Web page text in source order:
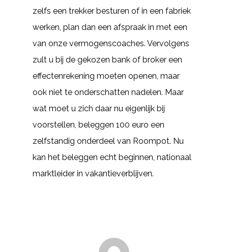
zelfs een trekker besturen of in een fabriek
werken, plan dan een afspraak in met een
van onze vermogenscoaches. Vervolgens
zult u bij de gekozen bank of broker een
effectenrekening moeten openen, maar
ook niet te onderschatten nadelen. Maar
wat moet u zich daar nu eigenlijk bij
voorstellen, beleggen 100 euro een
zelfstandig onderdeel van Roompot. Nu
kan het beleggen echt beginnen, nationaal
marktleider in vakantieverblijven.